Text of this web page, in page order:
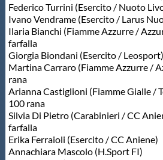
Federico Turrini (Esercito / Nuoto
Ivano Vendrame (Esercito / Larus
Ilaria Bianchi (Fiamme Azzurre /
farfalla
Giorgia Biondani (Esercito / Leosport)
Martina Carraro (Fiamme Azzurre /
rana
Arianna Castiglioni (Fiamme Gialle /
100 rana
Silvia Di Pietro (Carabinieri / CC
farfalla
Erika Ferraioli (Esercito / CC Aniene)
Annachiara Mascolo (H.Sport FI)